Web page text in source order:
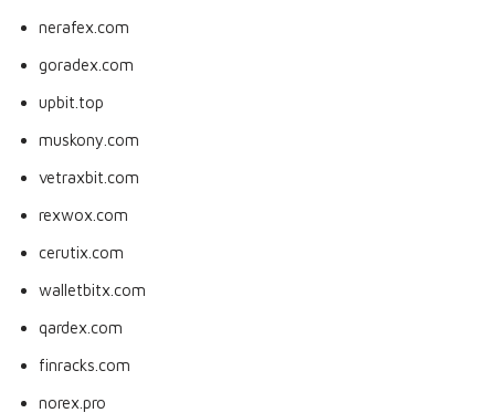
nerafex.com
goradex.com
upbit.top
muskony.com
vetraxbit.com
rexwox.com
cerutix.com
walletbitx.com
qardex.com
finracks.com
norex.pro